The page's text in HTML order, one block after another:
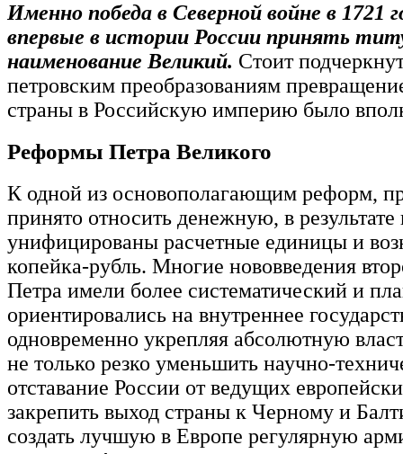
Именно победа в Северной войне в 1721
впервые в истории России принять
наименование Великий. Стоит
петровским преобразованиям
страны в Российскую империю было
Реформы Петра Великого
К одной из основополагающим реформ,
принято относить денежную, в
унифицированы расчетные единицы и
копейка-рубль. Многие нововведения
Петра имели более систематический и
ориентировались на внутреннее
одновременно укрепляя абсолютную
не только резко уменьшить научно-
отставание России от ведущих
закрепить выход страны к Черному и
создать лучшую в Европе регулярную